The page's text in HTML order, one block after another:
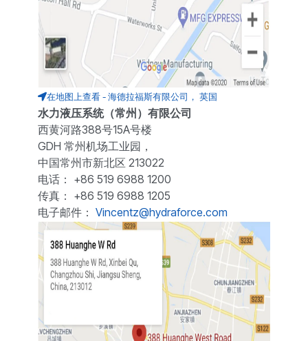
在地图上查看 - 海德拉福斯有限公司， 英国
水力液压系统（常州）有限公司
西黄河路388号15A号楼
GDH 常州机场工业园，
中国常州市新北区 213022
电话： +86 519 6988 1200
传真： +86 519 6988 1205
电子邮件： Vincentz@hydraforce.com